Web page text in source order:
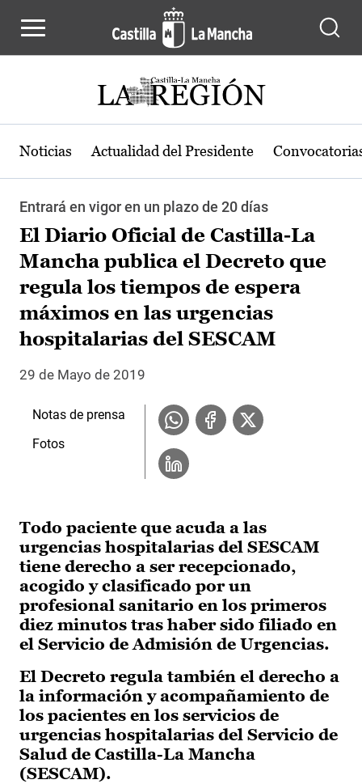
Noticias Actualidad del Presidente
Entrará en vigor en un plazo de 20 días
El Diario Oficial de Castilla-La
Mancha publica el Decreto que
regula los tiempos de espera
máximos en las urgencias
hospitalarias del SESCAM
29 de Mayo de 2019
Todo paciente que acuda a las
urgencias hospitalarias del SESCAM
tiene derecho a ser recepcionado,
acogido y clasificado por un
profesional sanitario en los primeros
diez minutos tras haber sido filiado en
el Servicio de Admisión de Urgencias.
El Decreto regula también el derecho a
la información y acompañamiento de
los pacientes en los servicios de
urgencias hospitalarias del Servicio de
Salud de Castilla-La Mancha
(SESCAM).
Notas de prensa
Fotos